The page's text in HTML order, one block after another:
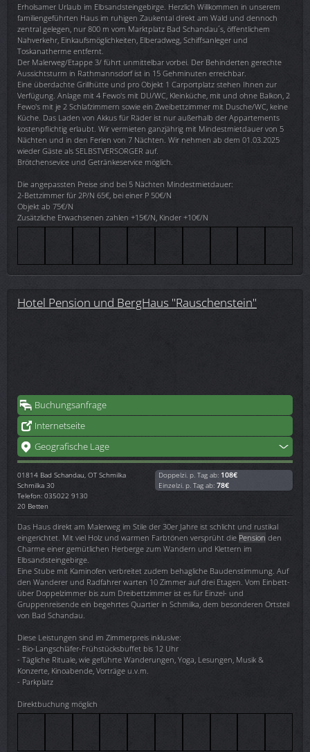
Erholsamer Urlaub im Elbsandsteingebirge. Herzlich Willkommen in unserem
familiengeführten Haus im ruhigen Zaukental direkt am Wald und dennoch
zentral gelegen, nur 800 m vom Marktplatz Bad Schandau´s, öffentlichem
Nahverkehr, Einkaufsmöglichkeiten, Elberadweg, Schiffsanleger und
Toskanatherme entfernt.
Der Malerweg/Etappe 3/ führt unmittelbar vorbei. Der Behinderten gerechte
Aussichtsturm in Rathmannsdorf ist in 15 Gehminuten erreichbar.
Eine überdachte Grillhütte und pro Objekt 1 Carportplatz stehen Ihnen zur
Verfügung. Anlage mit 4 Fewo's mit DU/WC, Kleinküche, mit und ohne Balkon, 2
Fewo's mit je 2 Schlafzimmern sowie ein Zweibettzimmer mit Dusche/WC, keine
Küche. Das Laden von Akkus für Räder ist nur außerhalb der Appartements
kostenpflichtig erlaubt. Wir vermieten ganzjährig mit Mindestmietdauer von 5
Nächten und in den Ferien von 7 Nächten. Wir nehmen ab dem 01.03.2025
wieder Gäste als SELBSTVERSORGER auf.
Brötchensevice und Getränkeservice möglich.
Die angepassten Preise sind bei 5 Nächten Mindestmietdauer:
2-Bettzimmer für 2P/N 65€, bei einer P 50€/N
Objekt ab 75€/N
Zusätzliche Erwachsenen zahlen +15€/N, Kinder +10€/N
Hotel Pension und BergHaus "Rauschenstein"
Buchungsanfrage
Internetseite
Geografische Lage
01814 Bad Schandau, OT Schmilka
Schmilka 30
Telefon: 035022 9130
20 Betten
Doppelzi. p. Tag ab: 108€
Einzelzi. p. Tag ab: 78€
Das Haus direkt am Malerweg im Stile der 30er Jahre ist schlicht und rustikal
eingerichtet. Mit viel Holz und warmen Farbtönen versprüht die Pension den
Charme einer gemütlichen Herberge zum Wandern und Klettern im
Elbsandsteingebirge.
Eine Stube mit Kaminofen verbreitet zudem behagliche Baudenstimmung. Auf
den Wanderer und Radfahrer warten 10 Zimmer auf drei Etagen. Vom Einbett-
über Doppelzimmer bis zum Dreibettzimmer ist es für Einzel- und
Gruppenreisende ein begehrtes Quartier in Schmilka, dem besonderen Ortsteil
von Bad Schandau.
Diese Leistungen sind im Zimmerpreis inklusive:
- Bio-Langschläfer-Frühstücksbuffet bis 12 Uhr
- Tägliche Rituale, wie geführte Wanderungen, Yoga, Lesungen, Musik &
Konzerte, Kinoabende, Vorträge u.v.m.
- Parkplatz
Direktbuchung möglich